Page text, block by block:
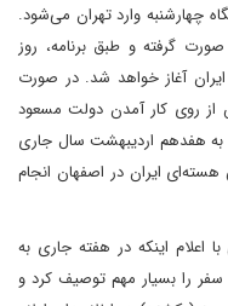
چهارشنبه وارد تهران می‌شود.
گرفته و طبق برنامه، روز
آغاز خواهد شد. در صورت
از روی کار آمدن دولت مسعود
هفدهم اردیبهشت‌ سال جاری
ایران در اصفهان انجام
اعلام اینکه در هفته جاری به
را بسیار مهم توصیف کرد و